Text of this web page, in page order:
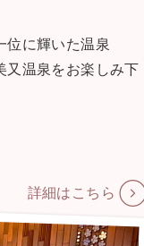
位に輝いた温泉
又温泉をお楽しみ下
詳細はこちら